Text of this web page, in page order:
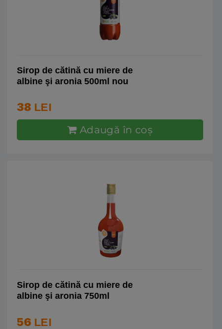
Sirop de cătină cu miere de
albine şi aronia 500ml nou
38 LEI
Adaugă în coş
Sirop de cătină cu miere de
albine şi aronia 750ml
56 LEI